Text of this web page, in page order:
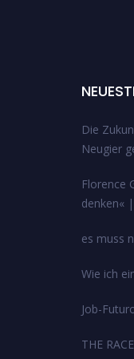
Die
Neugier
Florence
denken«
es muss
Wie ich
Job-
THE